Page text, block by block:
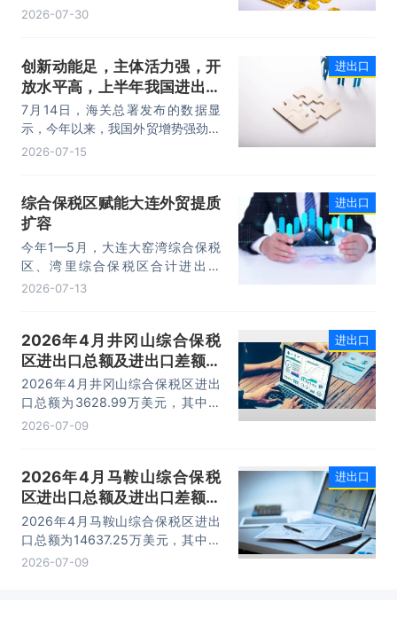
增长8.2%。其中，出口5740.1亿
进口规模均创历史同期新高，外贸运
行呈现“稳中有进，进中提质”的良好
态势。
2026-07-30
创新动能足，主体活力强，开
放水平高，上半年我国进出口
规模首次突破25万亿元
7月14日，海关总署发布的数据显
示，今年以来，我国外贸增势强劲、
走势稳健。据海关统计，今年上半
14.73万亿元，增长13.4%，进口
10.74万亿元，增长22.1%。
2026-07-15
进出口
综合保税区赋能大连外贸提质
扩容
今年1—5月，大连大窑湾综合保税
区、湾里综合保税区合计进出口
332.22亿元，同比增长21%，占大
台。
2026-07-13
进出口
2026年4月井冈山综合保税
区进出口总额及进出口差额统
计分析
2026年4月井冈山综合保税区进出
口总额为3628.99万美元，其中：
出口额为1562.95万美元，进口额为
2026-07-09
进出口
2026年4月马鞍山综合保税
区进出口总额及进出口差额统
计分析
2026年4月马鞍山综合保税区进出
口总额为14637.25万美元，其中：
出口额为14365.71万美元，进口额
2026-07-09
进出口